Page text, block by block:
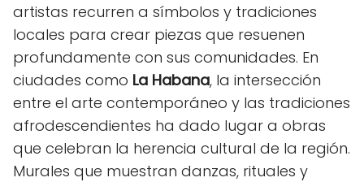
artistas recurren a símbolos y tradiciones
locales para crear piezas que resuenen
profundamente con sus comunidades. En
ciudades como La Habana, la intersección
entre el arte contemporáneo y las tradiciones
afrodescendientes ha dado lugar a obras
que celebran la herencia cultural de la región.
Murales que muestran danzas, rituales y